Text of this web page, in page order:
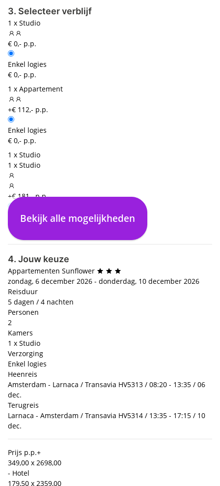
3. Selecteer verblijf
1 x Studio
€ 0,- p.p.
Enkel logies
€ 0,- p.p.
1 x Appartement
+€ 112,- p.p.
Enkel logies
€ 0,- p.p.
1 x Studio
1 x Studio
+€ 181,- p.p.
Enkel logies
€ 0,- p.p.
Bekijk alle mogelijkheden
4. Jouw keuze
Appartementen Sunflower
zondag, 6 december 2026 - donderdag, 10 december 2026
Reisduur
5 dagen / 4 nachten
Personen
2
Kamers
1 x Studio
Verzorging
Enkel logies
Heenreis
Amsterdam - Larnaca / Transavia HV5313 / 08:20 - 13:35 / 06
dec.
Terugreis
Larnaca - Amsterdam / Transavia HV5314 / 13:35 - 17:15 / 10
dec.
Prijs p.p.+
349,00 x 2698,00
- Hotel
179,50 x 2359,00